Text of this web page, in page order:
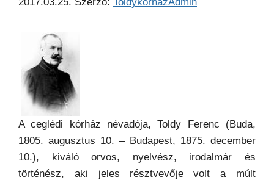
A ceglédi kórház névadója, Toldy Ferenc (Buda,
1805. augusztus 10. – Budapest, 1875. december
10.), kiváló orvos, nyelvész, irodalmár és
történész, aki jeles résztvevője volt a múlt